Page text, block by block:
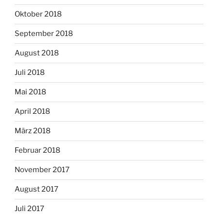
Oktober 2018
September 2018
August 2018
Juli 2018
Mai 2018
April 2018
März 2018
Februar 2018
November 2017
August 2017
Juli 2017